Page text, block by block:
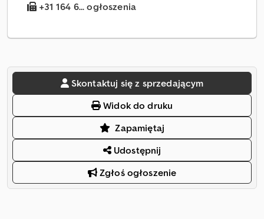
+31 164 6... ogłoszenia
Skontaktuj się z sprzedającym
Widok do druku
Zapamiętaj
Udostępnij
Zgłoś ogłoszenie